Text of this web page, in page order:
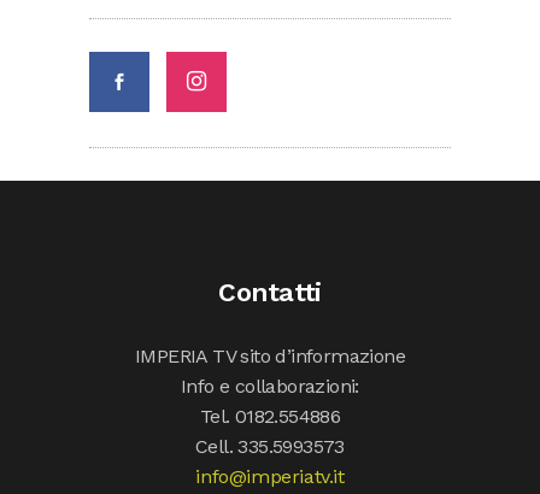
Contatti
IMPERIA TV sito d’informazione
Info e collaborazioni:
Tel. 0182.554886
Cell. 335.5993573
info@imperiatv.it